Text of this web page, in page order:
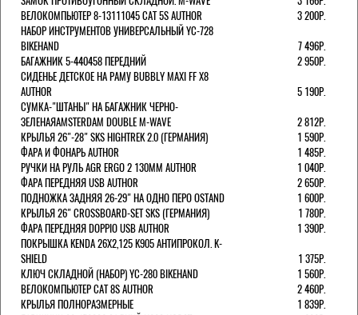
ВЕЛОКОМПЬЮТЕР 8-13111045 CAT 5S AUTHOR
3 200Р.
НАБОР ИНСТРУМЕНТОВ УНИВЕРСАЛЬНЫЙ YC-728
BIKEHAND
7 496Р.
БАГАЖНИК 5-440458 ПЕРЕДНИЙ
2 950Р.
СИДЕНЬЕ ДЕТСКОЕ НА РАМУ BUBBLY MAXI FF X8
AUTHOR
5 190Р.
СУМКА-"ШТАНЫ" НА БАГАЖНИК ЧЕРНО-
ЗЕЛЕНАЯAMSTERDAM DOUBLE M-WAVE
2 812Р.
КРЫЛЬЯ 26"-28" SKS HIGHTREK 2.0 (ГЕРМАНИЯ)
1 590Р.
ФАРА И ФОНАРЬ AUTHOR
1 485Р.
РУЧКИ НА РУЛЬ AGR ERGO 2 130ММ AUTHOR
1 040Р.
ФАРА ПЕРЕДНЯЯ USB AUTHOR
2 650Р.
ПОДНОЖКА ЗАДНЯЯ 26-29" НА ОДНО ПЕРО OSTAND
1 600Р.
КРЫЛЬЯ 26" CROSSBOARD-SET SKS (ГЕРМАНИЯ)
1 780Р.
ФАРА ПЕРЕДНЯЯ DOPPIO USB AUTHOR
1 390Р.
ПОКРЫШКА KENDA 26Х2,125 K905 АНТИПРОКОЛ. K-
SHIELD
1 375Р.
КЛЮЧ СКЛАДНОЙ (НАБОР) YC-280 BIKEHAND
1 560Р.
ВЕЛОКОМПЬЮТЕР CAT 8S AUTHOR
2 460Р.
КРЫЛЬЯ ПОЛНОРАЗМЕРНЫЕ
1 839Р.